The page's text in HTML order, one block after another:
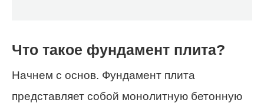
Что такое фундамент плита?
Начнем с основ. Фундамент плита
представляет собой монолитную бетонную